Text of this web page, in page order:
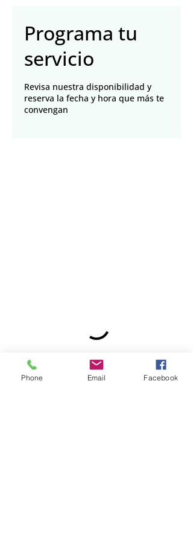
Programa tu
servicio
Revisa nuestra disponibilidad y
reserva la fecha y hora que más te
convengan
Phone Email Facebook